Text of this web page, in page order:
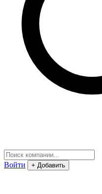
Войти + Добавить